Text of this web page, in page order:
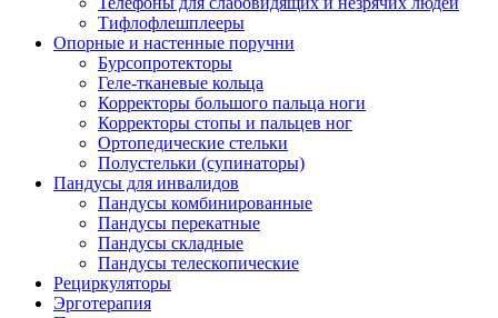
Тифлофлешплееры
Опорные и настенные поручни
Бурсопротекторы
Геле-тканевые кольца
Корректоры большого пальца ноги
Корректоры стопы и пальцев ног
Ортопедические стельки
Полустельки (супинаторы)
Пандусы для инвалидов
Пандусы комбинированные
Пандусы перекатные
Пандусы складные
Пандусы телескопические
Рециркуляторы
Эрготерапия